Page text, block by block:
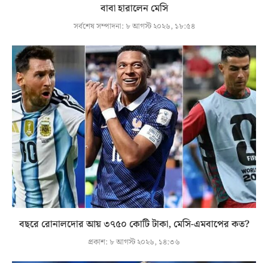
বাবা হারালেন মেসি
সর্বশেষ সম্পাদনা: ৮ আগস্ট ২০২৬, ১৮:৫৪
বছরে রোনালদোর আয় ৩৭৫০ কোটি টাকা, মেসি-এমবাপের কত?
প্রকাশ: ৮ আগস্ট ২০২৬, ১৪:৩৬